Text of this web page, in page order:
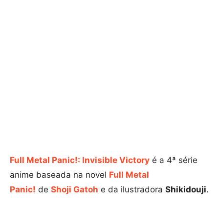
Full Metal Panic!: Invisible Victory é a 4ª série
anime baseada na novel Full Metal
Panic! de Shoji Gatoh e da ilustradora Shikidouji.